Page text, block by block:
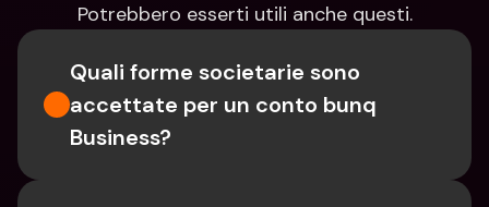
Potrebbero esserti utili anche questi.
Quali forme societarie sono
accettate per un conto bunq
Business?